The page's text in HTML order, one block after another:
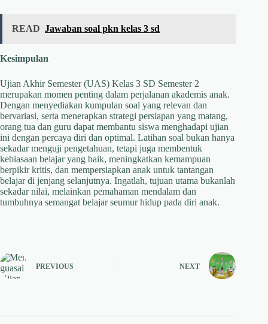
READ Jawaban soal pkn kelas 3 sd
Kesimpulan
Ujian Akhir Semester (UAS) Kelas 3 SD Semester 2
merupakan momen penting dalam perjalanan akademis anak.
Dengan menyediakan kumpulan soal yang relevan dan
bervariasi, serta menerapkan strategi persiapan yang matang,
orang tua dan guru dapat membantu siswa menghadapi ujian
ini dengan percaya diri dan optimal. Latihan soal bukan hanya
sekadar menguji pengetahuan, tetapi juga membentuk
kebiasaan belajar yang baik, meningkatkan kemampuan
berpikir kritis, dan mempersiapkan anak untuk tantangan
belajar di jenjang selanjutnya. Ingatlah, tujuan utama bukanlah
sekadar nilai, melainkan pemahaman mendalam dan
tumbuhnya semangat belajar seumur hidup pada diri anak.
PREVIOUS NEXT